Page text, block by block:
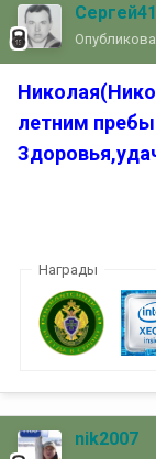
Сергей41
летним
Награды
nik2007